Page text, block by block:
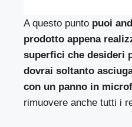
A questo punto puoi
prodotto appena
superfici che desideri
dovrai soltanto
con un panno in
rimuovere anche tutti i